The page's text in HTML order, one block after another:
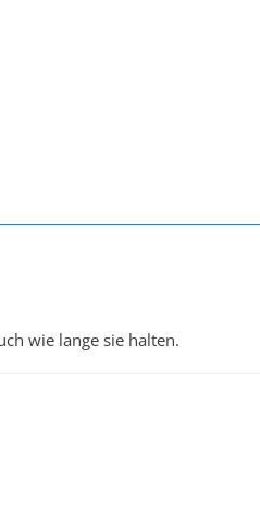
wie lange sie halten.